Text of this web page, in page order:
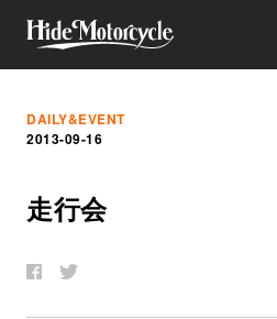
DAILY&EVENT
2013-09-16
走行会